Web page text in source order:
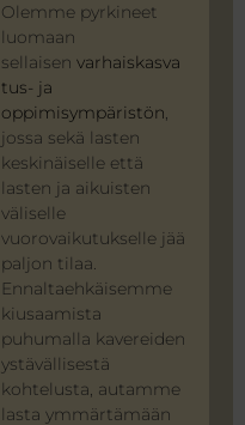
Olemme pyrkineet
luomaan
sellaisen varhaiskasva
tus- ja
oppimisympäristön,
jossa sekä lasten
keskinäiselle että
lasten ja aikuisten
väliselle
vuorovaikutukselle jää
paljon tilaa.
Ennaltaehkäisemme
kiusaamista
puhumalla kavereiden
ystävällisestä
kohtelusta, autamme
lasta ymmärtämään